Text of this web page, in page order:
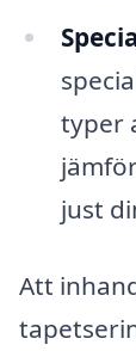
typer
just
Att